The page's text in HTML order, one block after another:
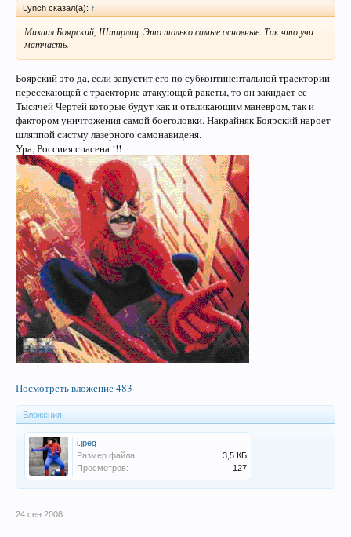
Lynch сказал(а): ↑
Михаил Боярский, Штирлиц. Это только самые основные. Так что учи
матчасть.
Боярский это да, если запустит его по субконтинентальной траектории
пересекающей с траекторие атакующей ракеты, то он закидает ее
Тысячей Чертей которые будут как и отвликающим маневром, так и
фактором уничтожения самой боеголовки. Накрайняк Боярский нароет
шляппой систму лазерного самонавиденя.
Ура, Россиия спасена !!!
Посмотреть вложение 483
Вложения:
i.jpeg
Размер файла:
3,5 КБ
Просмотров:
127
24 сен 2008